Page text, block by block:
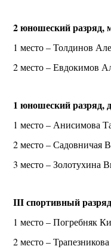
2 юношеский разряд,
1 место – Толдинов
2 место – Евдокимов
1 юношеский разряд,
1 место – Анисимова
2 место – Садовничая
3 место – Золотухина
III спортивный
1 место – Погребняк
2 место –